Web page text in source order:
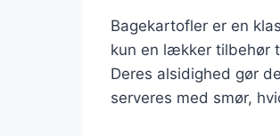
Bagekartofler er en
kun en lækker tilbehør
Deres alsidighed gør
serveres med smør,